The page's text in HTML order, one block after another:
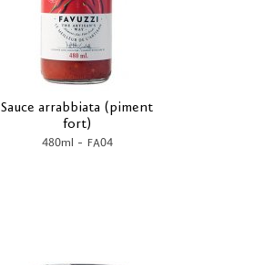
Sauce arrabbiata (piment
fort)
480ml - FA04